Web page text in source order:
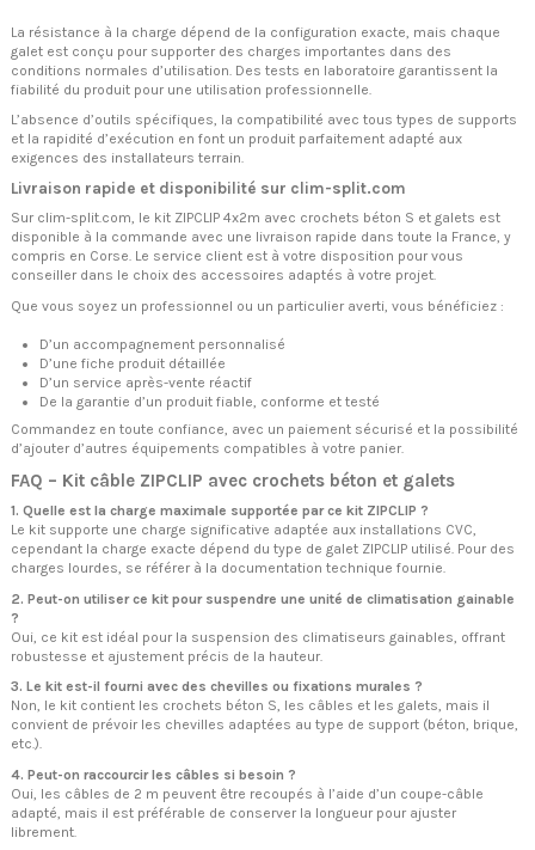
La résistance à la charge dépend de la configuration exacte, mais chaque
galet est conçu pour supporter des charges importantes dans des
conditions normales d’utilisation. Des tests en laboratoire garantissent la
fiabilité du produit pour une utilisation professionnelle.
L’absence d’outils spécifiques, la compatibilité avec tous types de supports
et la rapidité d’exécution en font un produit parfaitement adapté aux
exigences des installateurs terrain.
Livraison rapide et disponibilité sur clim-split.com
Sur clim-split.com, le kit ZIPCLIP 4x2m avec crochets béton S et galets est
disponible à la commande avec une livraison rapide dans toute la France, y
compris en Corse. Le service client est à votre disposition pour vous
conseiller dans le choix des accessoires adaptés à votre projet.
Que vous soyez un professionnel ou un particulier averti, vous bénéficiez :
D’un accompagnement personnalisé
D’une fiche produit détaillée
D’un service après-vente réactif
De la garantie d’un produit fiable, conforme et testé
Commandez en toute confiance, avec un paiement sécurisé et la possibilité
d’ajouter d’autres équipements compatibles à votre panier.
FAQ – Kit câble ZIPCLIP avec crochets béton et galets
1. Quelle est la charge maximale supportée par ce kit ZIPCLIP ?
Le kit supporte une charge significative adaptée aux installations CVC,
cependant la charge exacte dépend du type de galet ZIPCLIP utilisé. Pour des
charges lourdes, se référer à la documentation technique fournie.
2. Peut-on utiliser ce kit pour suspendre une unité de climatisation gainable
?
Oui, ce kit est idéal pour la suspension des climatiseurs gainables, offrant
robustesse et ajustement précis de la hauteur.
3. Le kit est-il fourni avec des chevilles ou fixations murales ?
Non, le kit contient les crochets béton S, les câbles et les galets, mais il
convient de prévoir les chevilles adaptées au type de support (béton, brique,
etc.).
4. Peut-on raccourcir les câbles si besoin ?
Oui, les câbles de 2 m peuvent être recoupés à l’aide d’un coupe-câble
adapté, mais il est préférable de conserver la longueur pour ajuster
librement.